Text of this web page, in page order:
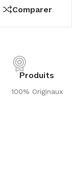
Comparer
Produits
100% Originaux